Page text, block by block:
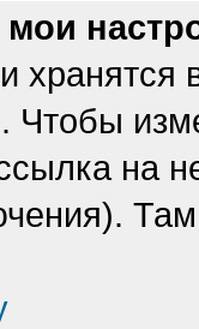
Чтобы
на